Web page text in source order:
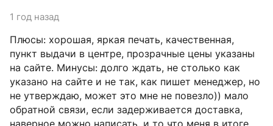
1 год назад
Плюсы: хорошая, яркая печать, качественная,
пункт выдачи в центре, прозрачные цены указаны
на сайте. Минусы: долго ждать, не столько как
указано на сайте и не так, как пишет менеджер, но
не утверждаю, может это мне не повезло)) мало
обратной связи, если задерживается доставка,
наверное можно написать. и то что меня в итоге